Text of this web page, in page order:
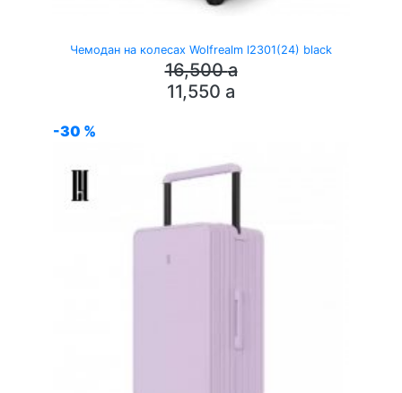
Чемодан на колесах Wolfrealm l2301(24) black
16,500a
11,550 a
-30 %